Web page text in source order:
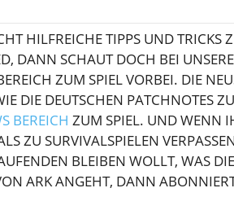
HILFREICHE TIPPS UND TRICKS
DANN SCHAUT DOCH BEI
ZUM SPIEL VORBEI. DIE
DIE DEUTSCHEN PATCHNOTES
BEREICH ZUM SPIEL. UND WENN
ZU SURVIVALSPIELEN
BLEIBEN WOLLT, WAS
ARK ANGEHT, DANN